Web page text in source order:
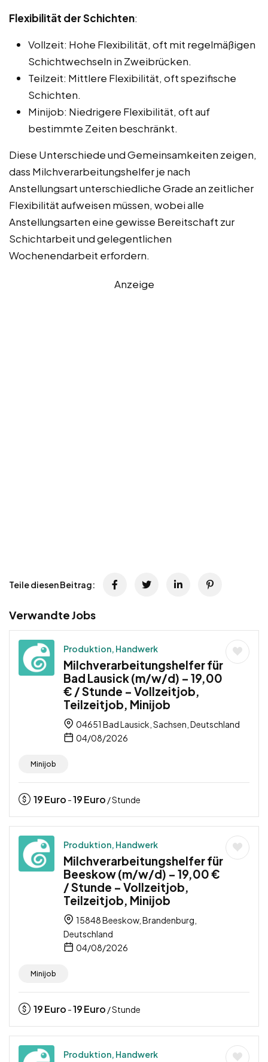
Flexibilität der Schichten:
Vollzeit: Hohe Flexibilität, oft mit regelmäßigen
Schichtwechseln in Zweibrücken.
Teilzeit: Mittlere Flexibilität, oft spezifische
Schichten.
Minijob: Niedrigere Flexibilität, oft auf
bestimmte Zeiten beschränkt.
Diese Unterschiede und Gemeinsamkeiten zeigen,
dass Milchverarbeitungshelfer je nach
Anstellungsart unterschiedliche Grade an zeitlicher
Flexibilität aufweisen müssen, wobei alle
Anstellungsarten eine gewisse Bereitschaft zur
Schichtarbeit und gelegentlichen
Wochenendarbeit erfordern.
Anzeige
Teile diesen Beitrag:
Verwandte Jobs
Produktion, Handwerk
Milchverarbeitungshelfer für
Bad Lausick (m/w/d) – 19,00
€ / Stunde – Vollzeitjob,
Teilzeitjob, Minijob
04651 Bad Lausick, Sachsen, Deutschland
04/08/2026
Minijob
19Euro -19Euro / Stunde
Produktion, Handwerk
Milchverarbeitungshelfer für
Beeskow (m/w/d) – 19,00 €
/ Stunde – Vollzeitjob,
Teilzeitjob, Minijob
15848 Beeskow, Brandenburg,
Deutschland
04/08/2026
Minijob
19Euro -19Euro / Stunde
Produktion, Handwerk